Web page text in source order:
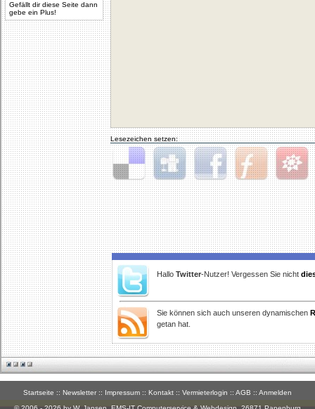
Gefällt dir diese Seite dann
gebe ein Plus!
Lesezeichen setzen:
Delicious Digg Facebook Furl StudiVZ
Hallo Twitter-Nutzer! Vergessen Sie nicht
Sie können sich auch unseren dynamischen
getan hat.
Startseite :: Newsletter :: Impressum :: Kontakt :: Vermieterlogin :: AGB :: Anmelden